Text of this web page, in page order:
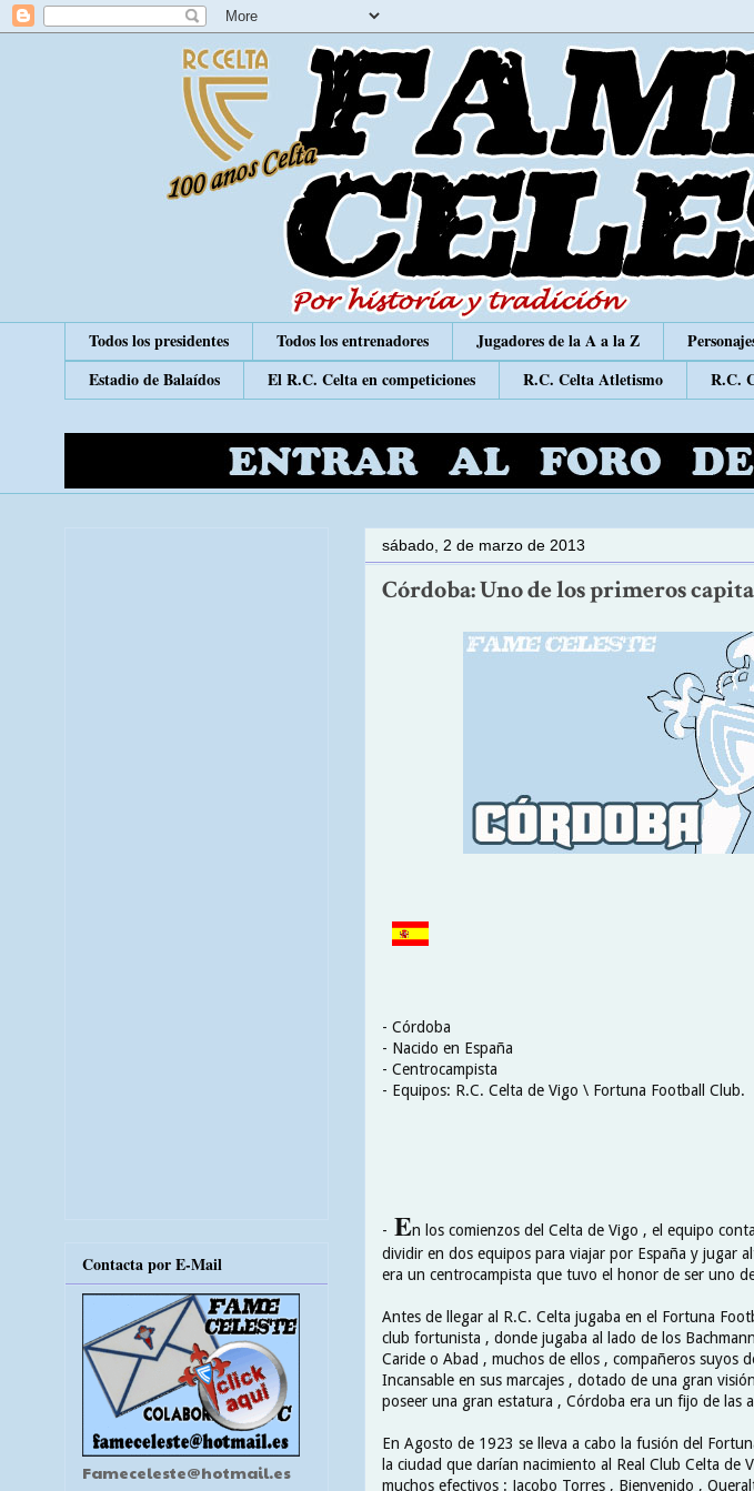
Todos los presidentes Todos los entrenadores Jugadores de la A a la Z
Estadio de Balaídos
El R.C. Celta en competiciones R.C. Celta Atletismo R.C.
sábado, 2 de marzo de 2013
Córdoba: Uno de los primeros
- Córdoba
- Nacido en España
- Centrocampista
- Equipos: R.C. Celta de Vigo \ Fortuna Football Club.
- En los comienzos del Celta de Vigo , el equipo
dividir en dos equipos para viajar por España y jugar
era un centrocampista que tuvo el honor de ser uno
Antes de llegar al R.C. Celta jugaba en el Fortuna
club fortunista , donde jugaba al lado de los
Caride o Abad , muchos de ellos , compañeros suyos
Incansable en sus marcajes , dotado de una gran
poseer una gran estatura , Córdoba era un fijo de las
En Agosto de 1923 se lleva a cabo la fusión del
la ciudad que darían nacimiento al Real Club Celta de
muchos efectivos : Jacobo Torres , Bienvenido ,
Contacta por E-Mail
Fameceleste@hotmail.es